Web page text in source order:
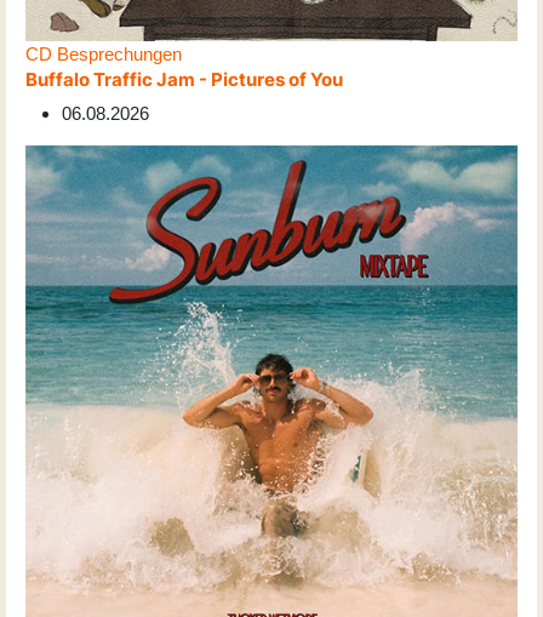
CD Besprechungen
Buffalo Traffic Jam - Pictures of You
06.08.2026